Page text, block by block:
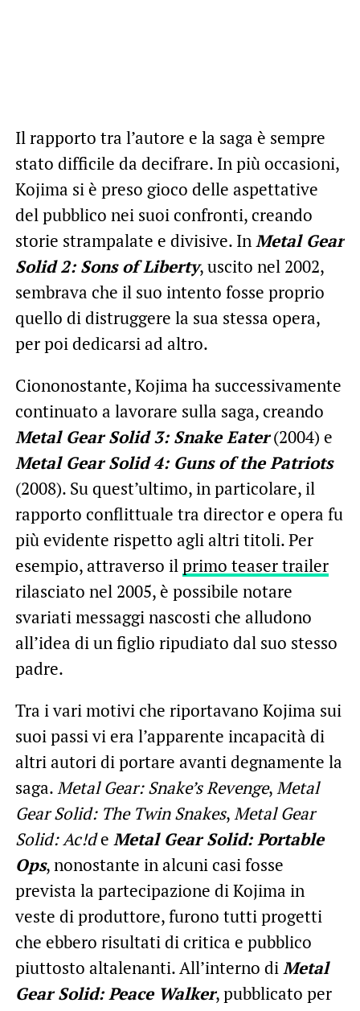
Il rapporto tra l’autore e la saga è sempre
stato difficile da decifrare. In più occasioni,
Kojima si è preso gioco delle aspettative
del pubblico nei suoi confronti, creando
storie strampalate e divisive. InMetal Gear
Solid 2: Sons of Liberty, uscito nel 2002,
sembrava che il suo intento fosse proprio
quello di distruggere la sua stessa opera,
per poi dedicarsi ad altro.
Ciononostante, Kojima ha successivamente
continuato a lavorare sulla saga, creando
Metal Gear Solid 3: Snake Eater(2004) e
Metal Gear Solid 4: Guns of the Patriots
(2008). Su quest’ultimo, in particolare, il
rapporto conflittuale tra director e opera fu
più evidente rispetto agli altri titoli. Per
esempio, attraverso ilprimo teaser trailer
rilasciato nel 2005, è possibile notare
svariati messaggi nascosti che alludono
all’idea di un figlio ripudiato dal suo stesso
padre.
Tra i vari motivi che riportavano Kojima sui
suoi passi vi era l’apparente incapacità di
altri autori di portare avanti degnamente la
saga.Metal Gear: Snake’s Revenge,Metal
Gear Solid: The Twin Snakes,Metal Gear
Solid: Ac!de Metal Gear Solid: Portable
Ops, nonostante in alcuni casi fosse
prevista la partecipazione di Kojima in
veste di produttore, furono tutti progetti
che ebbero risultati di critica e pubblico
piuttosto altalenanti. All’interno diMetal
Gear Solid: Peace Walker, pubblicato per